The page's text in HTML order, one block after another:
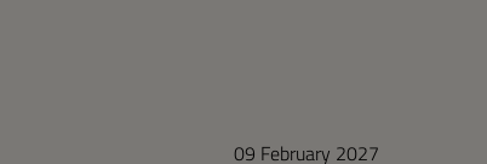
09 February 2027